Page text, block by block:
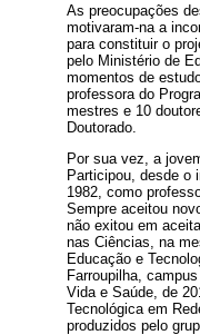
As preocupações
motivaram-na a
para constituir o
pelo Ministério de
momentos de
professora do
mestres e 10
Doutorado.
Por sua vez, a
Participou, desde o
1982, como
Sempre aceitou
não exitou em
nas Ciências, na
Educação e
Farroupilha,
Vida e Saúde, de
Tecnológica em
produzidos pelo